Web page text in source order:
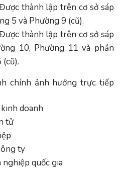
thành lập trên cơ sở sáp
5 và Phường 9 (cũ).
thành lập trên cơ sở sáp
10, Phường 11 và phần
chính ảnh hưởng trực tiếp
doanh
tử
ty
quốc gia